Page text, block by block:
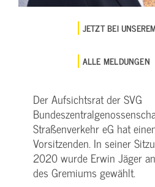
JETZT BEI
ALLE MELDUNGEN
Der Aufsichtsrat der SVG
Straßenverkehr eG hat
Vorsitzenden. In seiner
2020 wurde Erwin Jäger
des Gremiums gewählt.